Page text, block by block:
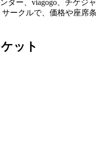
ー、viagogo、チケジ
ークルで、価格や座席
ット